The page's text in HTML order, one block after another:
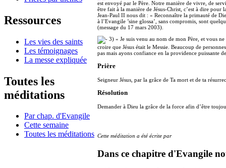
Ressources
Les vies des saints
Les témoignages
La messe expliquée
Toutes les
méditations
Par chap. d'Evangile
Cette semaine
Toutes les méditations
est envoyé par le Père. Notre manière de vivre, de
être fait à la manière de Jésus-Christ, c’est à dire pour
Jean-Paul II nous dit : « Reconnaître la primauté de
à l’Evangile ’sine glossa’, sans compromis, sont
(message du 17 mars 2003).
3) « Je suis venu au nom de mon Père, et vous
croire que Jésus était le Messie. Beaucoup de
pas mais ayons confiance en la providence puissante
Prière
Seigneur Jésus, par la grâce de Ta mort et de ta
Résolution
Demander à Dieu la grâce de la force afin d’être
Cette méditation a été écrite par
Dans ce chapitre d'Evangile